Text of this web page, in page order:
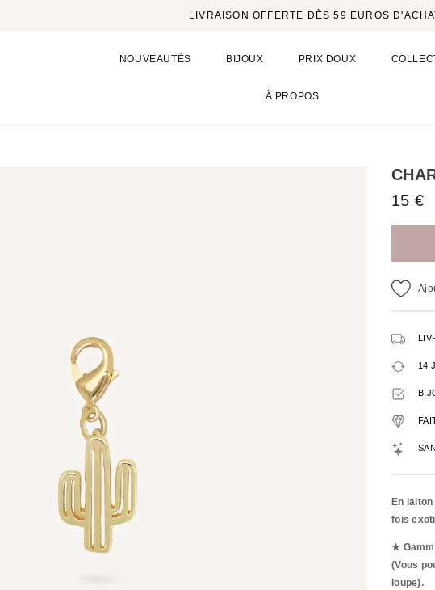
LIVRAISON OFFERTE DÈS 59 EUROS
NOUVEAUTÉS BIJOUX PRIX DOUX
À PROPOS
15 €
14
En
fois
★
(Vous
loupe).